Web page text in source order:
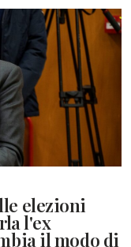
elezioni
l'ex
il modo di